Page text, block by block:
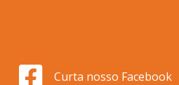
Curta nosso Facebook